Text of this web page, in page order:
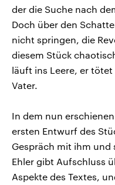
der die Suche nach
Doch über den
nicht springen, die
diesem Stück
läuft ins Leere, er
Vater.
In dem nun
ersten Entwurf des
Gespräch mit ihm und
Ehler gibt Aufschluss
Aspekte des Textes,